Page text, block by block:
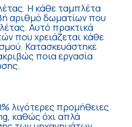
Η κάθε ταμπλέτα
αριθμό δωματίων που
Αυτό πρακτικά
που χρειάζεται κάθε
Κατασκευάστηκε
ποια εργασία
λιγότερες προμήθειες
καθώς όχι απλά